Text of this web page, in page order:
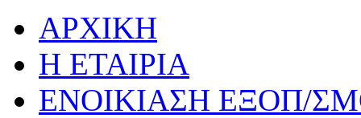
ΑΡΧΙΚΗ
Η ΕΤΑΙΡΙΑ
ΕΝΟΙΚΙΑΣΗ ΕΞΟΠ/